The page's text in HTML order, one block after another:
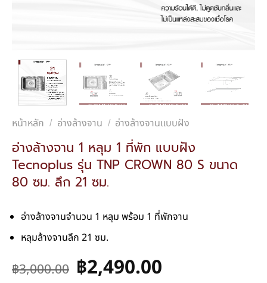
หน้าหลัก / อ่างล้างจาน / อ่างล้างจานแบบฝัง
อ่างล้างจาน 1 หลุม 1 ที่พัก แบบฝัง
Tecnoplus รุ่น TNP CROWN 80 S ขนาด
80 ซม. ลึก 21 ซม.
อ่างล้างจานจำนวน 1 หลุม พร้อม 1 ที่พักจาน
หลุมล้างจานลึก 21 ซม.
฿3,000.00 ฿2,490.00